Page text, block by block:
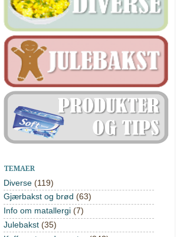
TEMAER
Diverse (119)
Gjærbakst og brød (63)
Info om matallergi (7)
Julebakst (35)